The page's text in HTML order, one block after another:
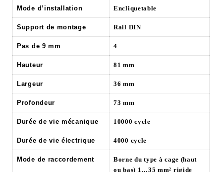
Mode d’installation Encliquetable
Support de montage Rail DIN
Pas de 9 mm 4
Hauteur 81 mm
Largeur 36 mm
Profondeur 73 mm
Durée de vie mécanique 10000 cycle
Durée de vie électrique 4000 cycle
Mode de raccordement
Borne du type à cage (haut
ou bas) 1…35 mm² rigide